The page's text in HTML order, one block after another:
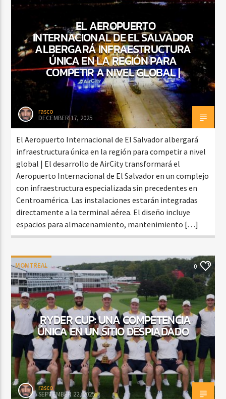
EL AEROPUERTO
INTERNACIONAL DE EL SALVADOR
ALBERGARÁ INFRAESTRUCTURA
ÚNICA EN LA REGIÓN PARA
COMPETIR A NIVEL GLOBAL |
rasco
DECEMBER 17, 2025
El Aeropuerto Internacional de El Salvador albergará
infraestructura única en la región para competir a nivel
global | El desarrollo de AirCity transformará el
Aeropuerto Internacional de El Salvador en un complejo
con infraestructura especializada sin precedentes en
Centroamérica. Las instalaciones estarán integradas
directamente a la terminal aérea. El diseño incluye
espacios para almacenamiento, mantenimiento […]
MONTREAL 0
RYDER CUP: UNA COMPETENCIA
ÚNICA EN UN SITIO DESPIADADO
rasco
SEPTEMBER 22, 2025